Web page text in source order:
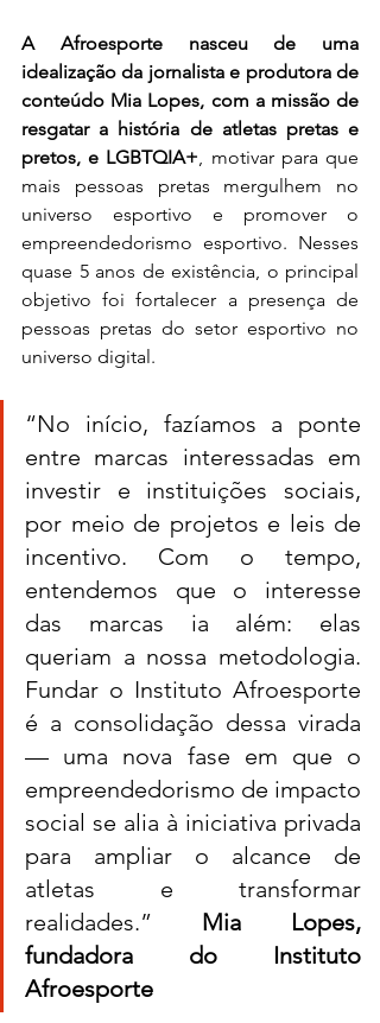
A Afroesporte nasceu de uma
idealização da jornalista e produtora de
conteúdo Mia Lopes, com a missão de
resgatar a história de atletas pretas e
pretos, e LGBTQIA+ , motivar para que
mais pessoas pretas mergulhem no
universo esportivo e promover o
empreendedorismo esportivo. Nesses
quase 5 anos de existência, o principal
objetivo foi fortalecer a presença de
pessoas pretas do setor esportivo no
universo digital.
“No início, fazíamos a ponte
entre marcas interessadas em
investir e instituições sociais,
por meio de projetos e leis de
incentivo. Com o tempo,
entendemos que o interesse
das marcas ia além: elas
queriam a nossa metodologia.
Fundar o Instituto Afroesporte
é a consolidação dessa virada
— uma nova fase em que o
empreendedorismo de impacto
social se alia à iniciativa privada
para ampliar o alcance de
atletas e transformar
realidades.” Mia Lopes,
fundadora do Instituto
Afroesporte